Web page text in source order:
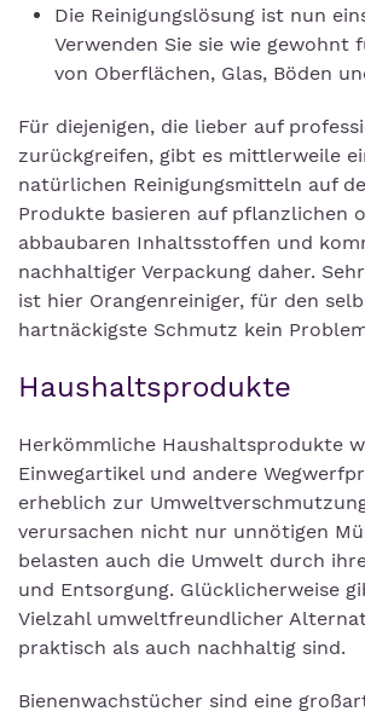
Die Reinigungslösung ist nun
Verwenden Sie sie wie gewohnt
von Oberflächen, Glas, Böden
Für diejenigen, die lieber auf
zurückgreifen, gibt es mittlerweile
natürlichen Reinigungsmitteln auf
Produkte basieren auf pflanzlichen
abbaubaren Inhaltsstoffen und
nachhaltiger Verpackung daher.
ist hier Orangenreiniger, für den
hartnäckigste Schmutz kein
Haushaltsprodukte
Herkömmliche Haushaltsprodukte
Einwegartikel und andere
erheblich zur
verursachen nicht nur unnötigen
belasten auch die Umwelt durch
und Entsorgung. Glücklicherweise
Vielzahl umweltfreundlicher
praktisch als auch nachhaltig sind.
Bienenwachstücher sind eine